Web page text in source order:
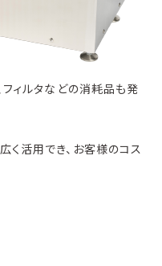
フィルタなどの消耗品も発
活用でき、お客様のコス